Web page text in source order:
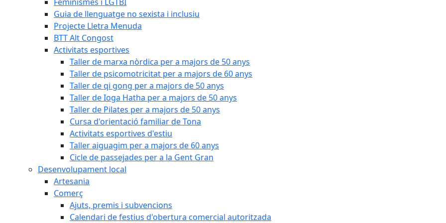
Guia de llenguatge no sexista i inclusiu
Projecte Lletra Menuda
BTT Alt Congost
Activitats esportives
Taller de marxa nòrdica per a majors de 50 anys
Taller de psicomotricitat per a majors de 60 anys
Taller de qi gong per a majors de 50 anys
Taller de Ioga Hatha per a majors de 50 anys
Taller de Pilates per a majors de 50 anys
Cursa d'orientació familiar de Tona
Activitats esportives d'estiu
Taller aiguagim per a majors de 60 anys
Cicle de passejades per a la Gent Gran
Desenvolupament local
Artesania
Comerç
Ajuts, premis i subvencions
Calendari de festius d'obertura comercial autoritzada